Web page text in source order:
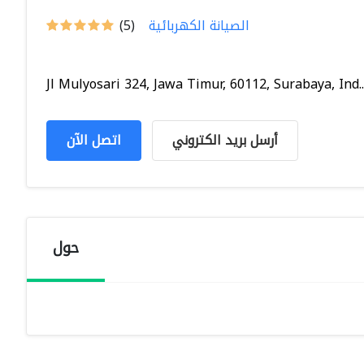
(5) الصيانة الكهربائية
Jl Mulyosari 324, Jawa Timur, 60112, Surabaya,
اتصل الآن أرسل بريد الكتروني
حول